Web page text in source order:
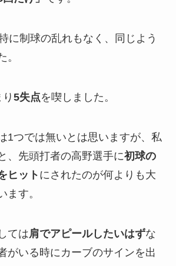
に制球の乱れもなく、同じよう
。
5失点を喫しました。
1つでは無いとは思いますが、私
、先頭打者の高野選手に初球の
ヒット にされたのが何よりも大
ます。
ては肩でアピールしたいはずな
がいる時にカーブのサインを出